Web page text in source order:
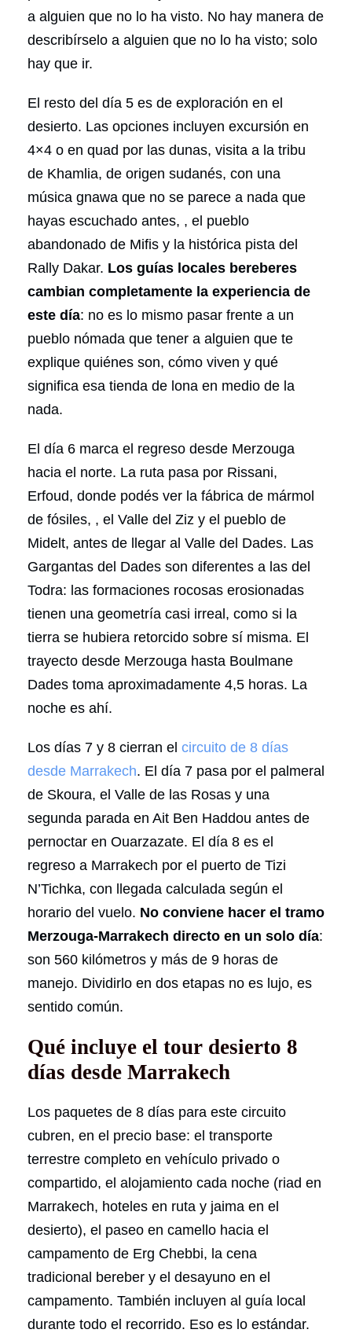
a alguien que no lo ha visto. No hay manera de
describírselo a alguien que no lo ha visto; solo
hay que ir.
El resto del día 5 es de exploración en el
desierto. Las opciones incluyen excursión en
4×4 o en quad por las dunas, visita a la tribu
de Khamlia, de origen sudanés, con una
música gnawa que no se parece a nada que
hayas escuchado antes, , el pueblo
abandonado de Mifis y la histórica pista del
Rally Dakar. Los guías locales bereberes
cambian completamente la experiencia de
este día: no es lo mismo pasar frente a un
pueblo nómada que tener a alguien que te
explique quiénes son, cómo viven y qué
significa esa tienda de lona en medio de la
nada.
El día 6 marca el regreso desde Merzouga
hacia el norte. La ruta pasa por Rissani,
Erfoud, donde podés ver la fábrica de mármol
de fósiles, , el Valle del Ziz y el pueblo de
Midelt, antes de llegar al Valle del Dades. Las
Gargantas del Dades son diferentes a las del
Todra: las formaciones rocosas erosionadas
tienen una geometría casi irreal, como si la
tierra se hubiera retorcido sobre sí misma. El
trayecto desde Merzouga hasta Boulmane
Dades toma aproximadamente 4,5 horas. La
noche es ahí.
Los días 7 y 8 cierran el circuito de 8 días
desde Marrakech. El día 7 pasa por el palmeral
de Skoura, el Valle de las Rosas y una
segunda parada en Ait Ben Haddou antes de
pernoctar en Ouarzazate. El día 8 es el
regreso a Marrakech por el puerto de Tizi
N’Tichka, con llegada calculada según el
horario del vuelo. No conviene hacer el tramo
Merzouga-Marrakech directo en un solo día:
son 560 kilómetros y más de 9 horas de
manejo. Dividirlo en dos etapas no es lujo, es
sentido común.
Qué incluye el tour desierto 8
días desde Marrakech
Los paquetes de 8 días para este circuito
cubren, en el precio base: el transporte
terrestre completo en vehículo privado o
compartido, el alojamiento cada noche (riad en
Marrakech, hoteles en ruta y jaima en el
desierto), el paseo en camello hacia el
campamento de Erg Chebbi, la cena
tradicional bereber y el desayuno en el
campamento. También incluyen al guía local
durante todo el recorrido. Eso es lo estándar.